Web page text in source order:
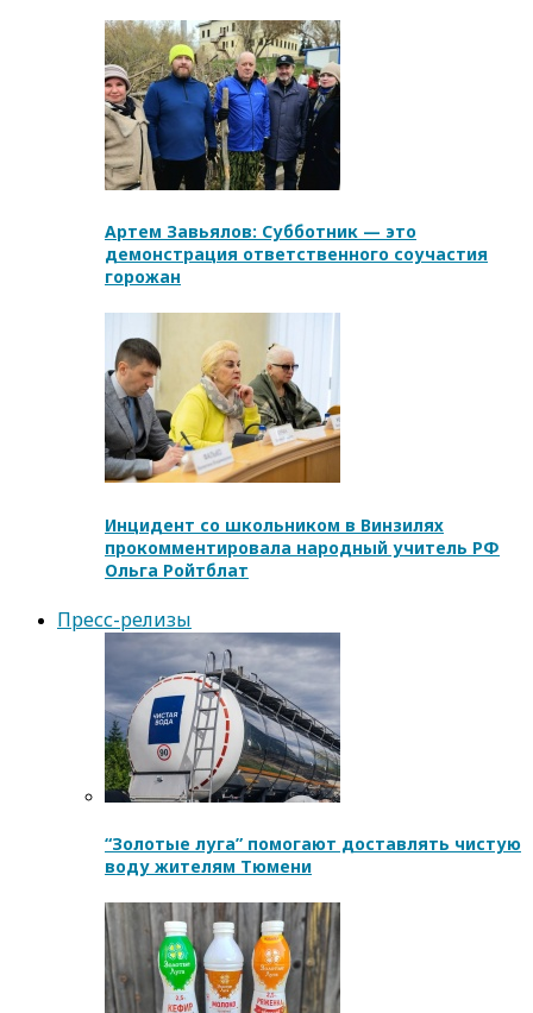
Артем Завьялов: Субботник — это
демонстрация ответственного соучастия
горожан
Инцидент со школьником в Винзилях
прокомментировала народный учитель РФ
Ольга Ройтблат
Пресс-релизы
“Золотые луга” помогают доставлять чистую
воду жителям Тюмени